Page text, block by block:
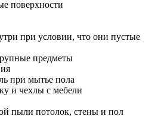
поверхности
при условии, что они пустые
предметы
при мытье пола
и чехлы с мебели
пыли потолок, стены и пол